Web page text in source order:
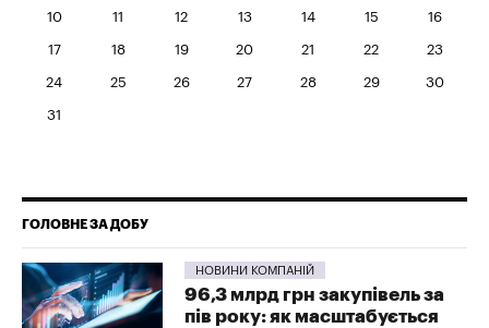
10 11 12 13 14 15 16
17 18 19 20 21 22 23
24 25 26 27 28 29 30
31
ГОЛОВНЕ ЗА ДОБУ
НОВИНИ КОМПАНІЙ
96,3 млрд грн закупівель за
пів року: як масштабується